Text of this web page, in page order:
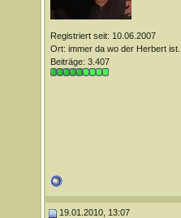
Registriert seit: 10.06.2007
Ort: immer da wo der Herbert ist...
Beiträge: 3.407
19.01.2010, 13:07